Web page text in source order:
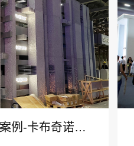
广州设计周设计搭建案例-卡布奇诺瓷砖